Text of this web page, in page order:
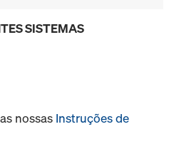
SISTEMAS
nossas Instruções de